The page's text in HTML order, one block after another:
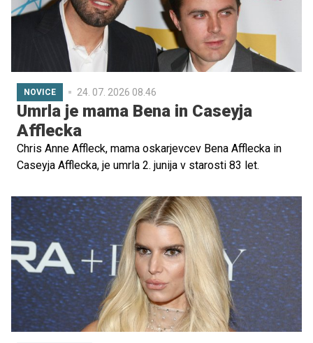
NOVICE 24. 07. 2026 08.46
Umrla je mama Bena in Caseyja
Afflecka
Chris Anne Affleck, mama oskarjevcev Bena Afflecka in
Caseyja Afflecka, je umrla 2. junija v starosti 83 let.